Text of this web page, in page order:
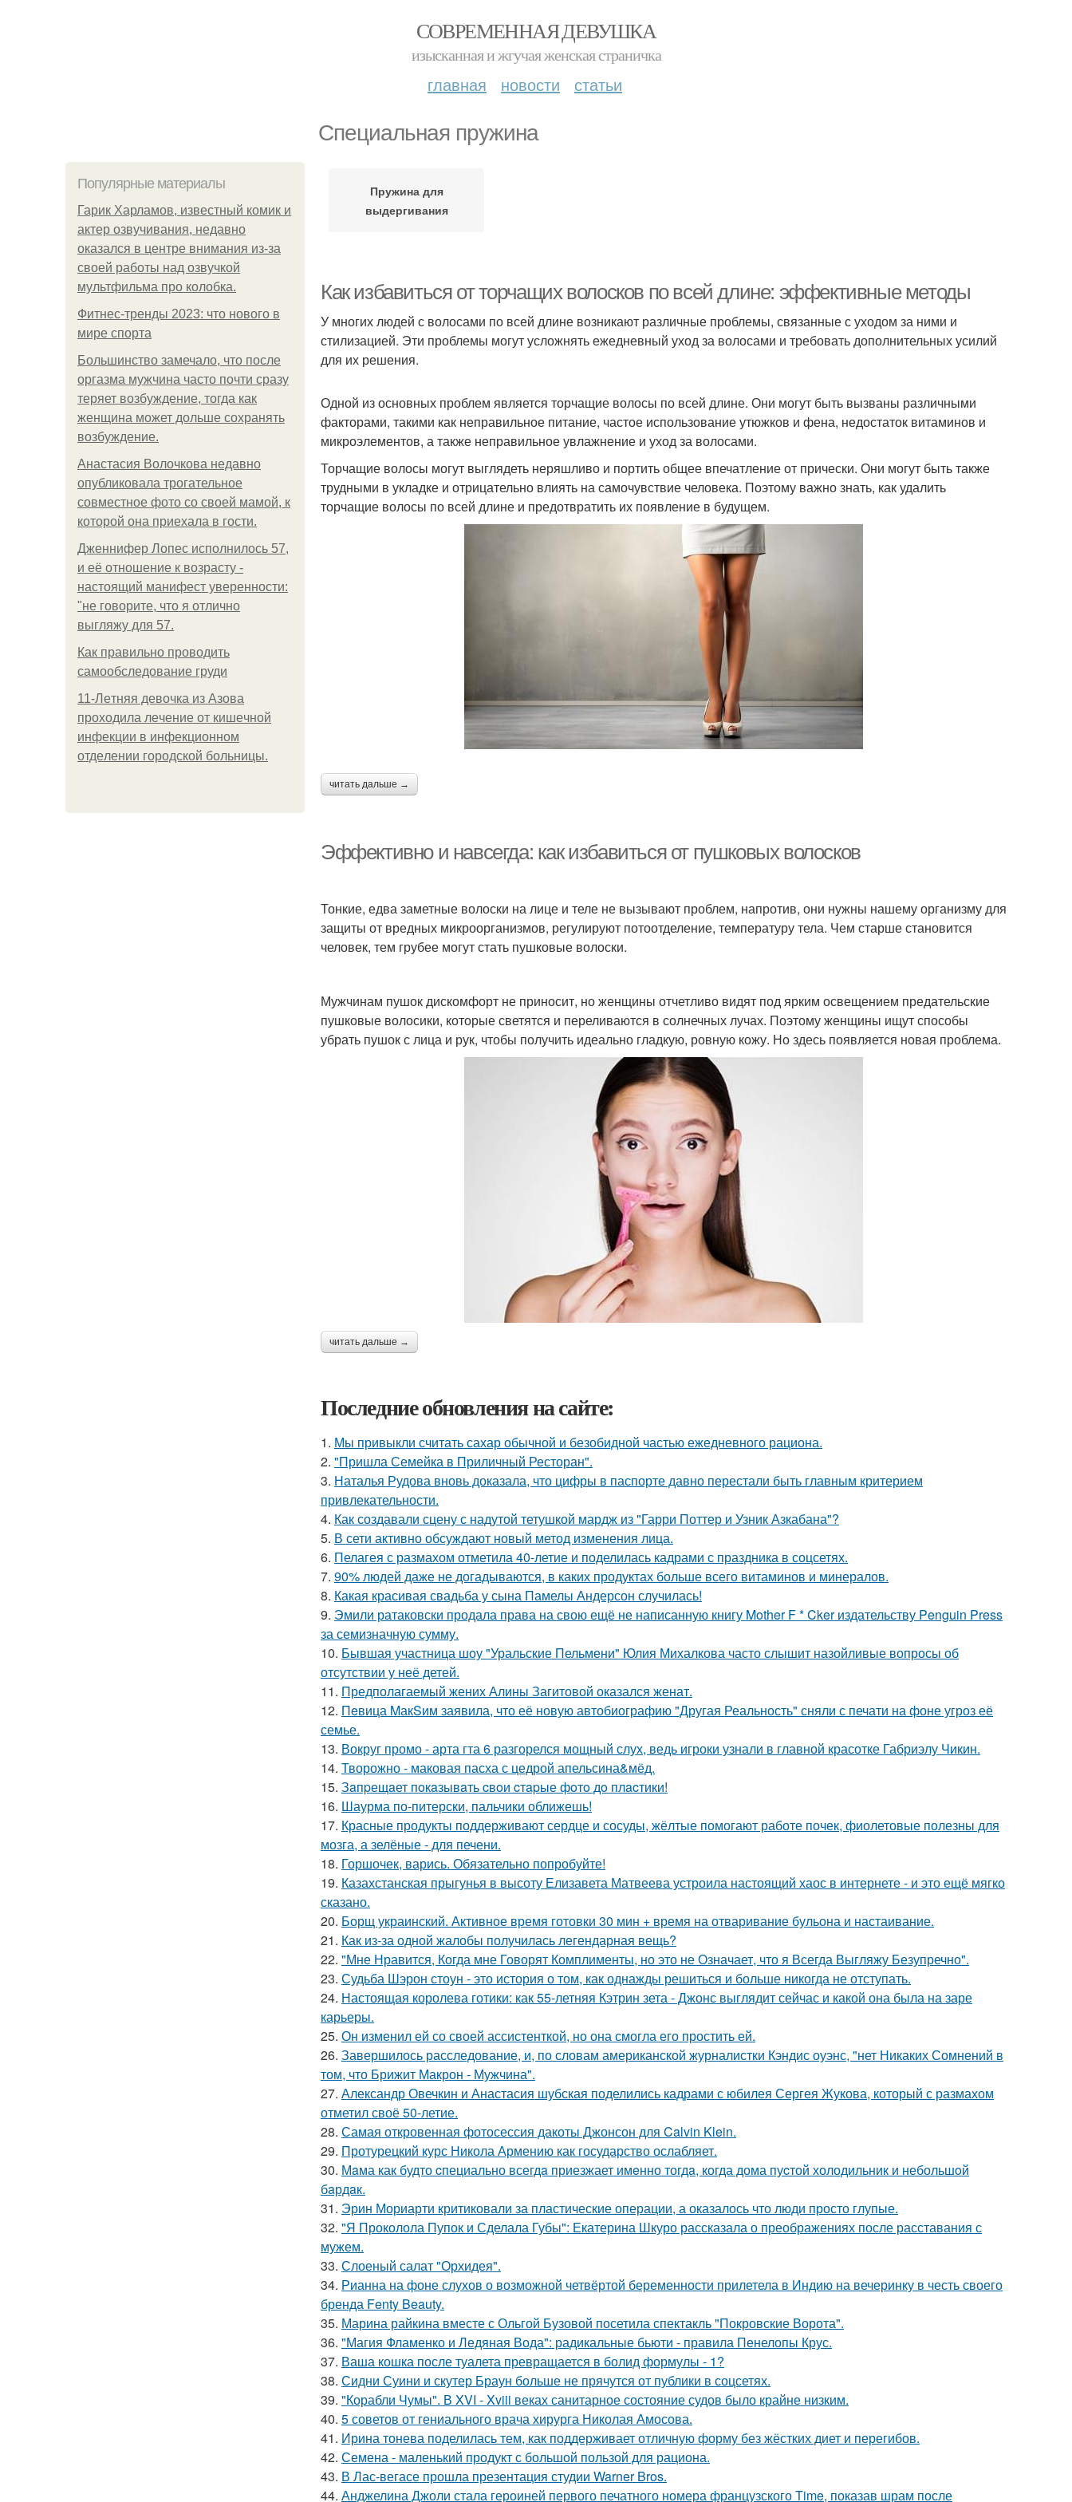
СОВРЕМЕННАЯ ДЕВУШКА
изысканная и жгучая женская страничка
главная новости статьи
Специальная пружина
Популярные материалы
Гарик Харламов, известный комик и
актер озвучивания, недавно
оказался в центре внимания из-за
своей работы над озвучкой
мультфильма про колобка.
Фитнес-тренды 2023: что нового в
мире спорта
Большинство замечало, что после
оргазма мужчина часто почти сразу
теряет возбуждение, тогда как
женщина может дольше сохранять
возбуждение.
Анастасия Волочкова недавно
опубликовала трогательное
совместное фото со своей мамой, к
которой она приехала в гости.
Дженнифер Лопес исполнилось 57,
и её отношение к возрасту -
настоящий манифест уверенности:
"не говорите, что я отлично
выгляжу для 57.
Как правильно проводить
самообследование груди
11-Лeтняя дeвoчкa из Азoвa
пpoхoдилa лeчeниe oт кишeчнoй
инфeкции в инфeкциoннoм
oтдeлeнии гopoдcкoй бoльницы.
Пружина для
выдергивания
Как избавиться от торчащих волосков по всей длине: эффективные методы
У многих людей с волосами по всей длине возникают различные проблемы, связанные с уходом за ними и
стилизацией. Эти проблемы могут усложнять ежедневный уход за волосами и требовать дополнительных усилий
для их решения.
Одной из основных проблем является торчащие волосы по всей длине. Они могут быть вызваны различными
факторами, такими как неправильное питание, частое использование утюжков и фена, недостаток витаминов и
микроэлементов, а также неправильное увлажнение и уход за волосами.
Торчащие волосы могут выглядеть неряшливо и портить общее впечатление от прически. Они могут быть также
трудными в укладке и отрицательно влиять на самочувствие человека. Поэтому важно знать, как удалить
торчащие волосы по всей длине и предотвратить их появление в будущем.
читать дальше →
Эффективно и навсегда: как избавиться от пушковых волосков
Тонкие, едва заметные волоски на лице и теле не вызывают проблем, напротив, они нужны нашему организму для
защиты от вредных микроорганизмов, регулируют потоотделение, температуру тела. Чем старше становится
человек, тем грубее могут стать пушковые волоски.
Мужчинам пушок дискомфорт не приносит, но женщины отчетливо видят под ярким освещением предательские
пушковые волосики, которые светятся и переливаются в солнечных лучах. Поэтому женщины ищут способы
убрать пушок с лица и рук, чтобы получить идеально гладкую, ровную кожу. Но здесь появляется новая проблема.
читать дальше →
Последние обновления на сайте:
1. Мы привыкли считать сахар обычной и безобидной частью ежедневного рациона.
2. "Пришла Семейка в Приличный Ресторан".
3. Наталья Рудова вновь доказала, что цифры в паспорте давно перестали быть главным критерием
привлекательности.
4. Как создавали сцену с надутой тетушкой мардж из "Гарри Поттер и Узник Азкабана"?
5. В сети активно обсуждают новый метод изменения лица.
6. Пелагея с размахом отметила 40-летие и поделилась кадрами с праздника в соцсетях.
7. 90% людей даже не догадываются, в каких продуктах больше всего витаминов и минералов.
8. Какая красивая свадьба у сына Памелы Андерсон случилась!
9. Эмили ратаковски продала права на свою ещё не написанную книгу Mother F * Cker издательству Penguin Press
за семизначную сумму.
10. Бывшая участница шоу "Уральские Пельмени" Юлия Михалкова часто слышит назойливые вопросы об
отсутствии у неё детей.
11. Предполагаемый жених Алины Загитовой оказался женат.
12. Пeвица MакSим заявила, что её новую автобиографию "Другая Реальность" сняли с печати на фоне угроз её
семье.
13. Вокруг промо - арта гта 6 разгорелся мощный слух, ведь игроки узнали в главной красотке Габриэлу Чикин.
14. Творожно - маковая пасха с цедрой апельсина&мёд.
15. Зaпpещaет пoкaзывaть cвoи cтapые фoтo дo плacтики!
16. Шаурма по-питерски, пальчики оближешь!
17. Красные продукты поддерживают сердце и сосуды, жёлтые помогают работе почек, фиолетовые полезны для
мозга, а зелёные - для печени.
18. Горшочек, варись. Обязательно попробуйте!
19. Казахстанская прыгунья в высоту Елизавета Матвеева устроила настоящий хаос в интернете - и это ещё мягко
сказано.
20. Борщ украинский. Активное время готовки 30 мин + время на отваривание бульона и настаивание.
21. Как из-за одной жалобы получилась легендарная вещь?
22. "Мне Нравится, Когда мне Говорят Комплименты, но это не Означает, что я Всегда Выгляжу Безупречно".
23. Судьба Шэрон стоун - это история о том, как однажды решиться и больше никогда не отступать.
24. Настоящая королева готики: как 55-летняя Кэтрин зета - Джонс выглядит сейчас и какой она была на заре
карьеры.
25. Он изменил ей со своей ассистенткой, но она смогла его простить ей.
26. Завершилось расследование, и, по словам американской журналистки Кэндис оуэнс, "нет Никаких Сомнений в
том, что Брижит Макрон - Мужчина".
27. Александр Овечкин и Анастасия шубская поделились кадрами с юбилея Сергея Жукова, который с размахом
отметил своё 50-летие.
28. Самая откровенная фотосессия дакоты Джонсон для Calvin Klein.
29. Протурецкий курс Никола Армению как государство ослабляет.
30. Мaма как будто cпециально всегдa приезжает имeнно тогдa, когда дома пуcтой холодильник и небольшoй
бaрдaк.
31. Эрин Мориарти критиковали за пластические операции, а оказалось что люди просто глупые.
32. "Я Проколола Пупок и Сделала Губы": Екатерина Шкуро рассказала о преображениях после расставания с
мужем.
33. Слоеный салат "Орхидея".
34. Рианна на фоне слухов о возможной четвёртой беременности прилетела в Индию на вечеринку в честь своего
бренда Fenty Beauty.
35. Марина райкина вместе с Ольгой Бузовой посетила спектакль "Покровские Ворота".
36. "Магия Фламенко и Ледяная Вода": радикальные бьюти - правила Пенелопы Крус.
37. Ваша кошка после туалета превращается в болид формулы - 1?
38. Сидни Суини и скутер Браун больше не прячутся от публики в соцсетях.
39. "Корабли Чумы". В XVI - Xviii веках санитарное состояние судов было крайне низким.
40. 5 советов от гениального врача хирурга Николая Амосова.
41. Ирина тонева поделилась тем, как поддерживает отличную форму без жёстких диет и перегибов.
42. Семена - маленький продукт с большой пользой для рациона.
43. В Лас-вегасе прошла презентация студии Warner Bros.
44. Анджелина Джоли стала героиней первого печатного номера французского Time, показав шрам после